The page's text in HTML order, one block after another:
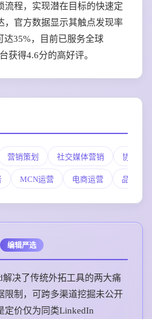
流程，实现潜在目标的快速定
，官方数据显示其触点发现率
达35%，目前已服务全球
获得4.6分的高好评。
营销策划 社交媒体营销 协同工
MCN运营 电商运营 品牌营
编辑严选
解决了传统外拓工具的两大痛
限制，可跨多渠道挖掘未公开
定价仅为同类LinkedIn